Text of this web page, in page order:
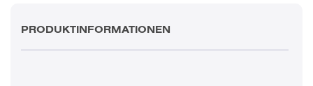
PRODUKTINFORMATIONEN